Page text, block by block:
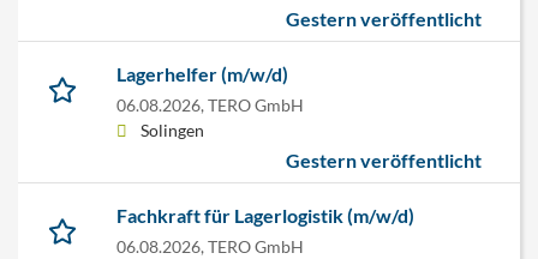
Gestern veröffentlicht
Lagerhelfer (m/w/d)
06.08.2026, TERO GmbH
Solingen
Gestern veröffentlicht
Fachkraft für Lagerlogistik (m/w/d)
06.08.2026, TERO GmbH